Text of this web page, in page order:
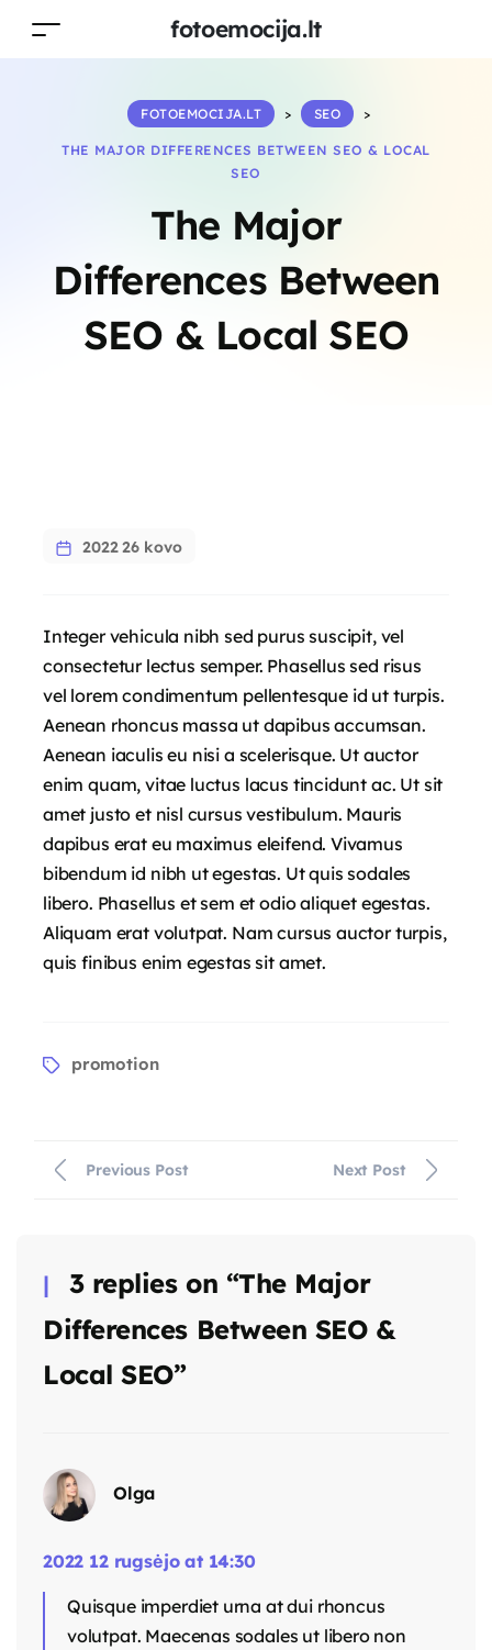
fotoemocija.lt
The Major
Differences Between
SEO & Local SEO
FOTOEMOCIJA.LT > SEO >
THE MAJOR DIFFERENCES BETWEEN SEO & LOCAL
SEO
2022 26 kovo
Integer vehicula nibh sed purus suscipit, vel
consectetur lectus semper. Phasellus sed risus
vel lorem condimentum pellentesque id ut turpis.
Aenean rhoncus massa ut dapibus accumsan.
Aenean iaculis eu nisi a scelerisque. Ut auctor
enim quam, vitae luctus lacus tincidunt ac. Ut sit
amet justo et nisl cursus vestibulum. Mauris
dapibus erat eu maximus eleifend. Vivamus
bibendum id nibh ut egestas. Ut quis sodales
libero. Phasellus et sem et odio aliquet egestas.
Aliquam erat volutpat. Nam cursus auctor turpis,
quis finibus enim egestas sit amet.
promotion
Previous Post Next Post
3 replies on “The Major
Differences Between SEO &
Local SEO”
Olga
2022 12 rugsėjo at 14:30
Quisque imperdiet urna at dui rhoncus
volutpat. Maecenas sodales ut libero non